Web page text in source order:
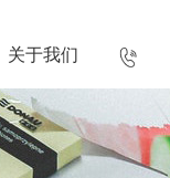
关于我们